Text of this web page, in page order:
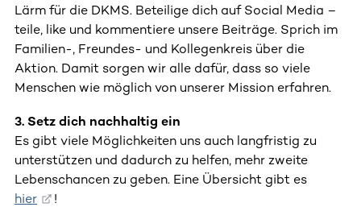
Lärm für die DKMS. Beteilige dich auf Social Media –
teile, like und kommentiere unsere Beiträge. Sprich im
Familien-, Freundes- und Kollegenkreis über die
Aktion. Damit sorgen wir alle dafür, dass so viele
Menschen wie möglich von unserer Mission erfahren.
3. Setz dich nachhaltig ein
Es gibt viele Möglichkeiten uns auch langfristig zu
unterstützen und dadurch zu helfen, mehr zweite
Lebenschancen zu geben. Eine Übersicht gibt es
hier
!